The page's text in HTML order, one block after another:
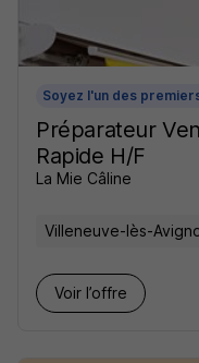
Soyez l'un des
Préparateur
Rapide H/F
La Mie Câline
Villeneuve-lès-
Voir l’offre